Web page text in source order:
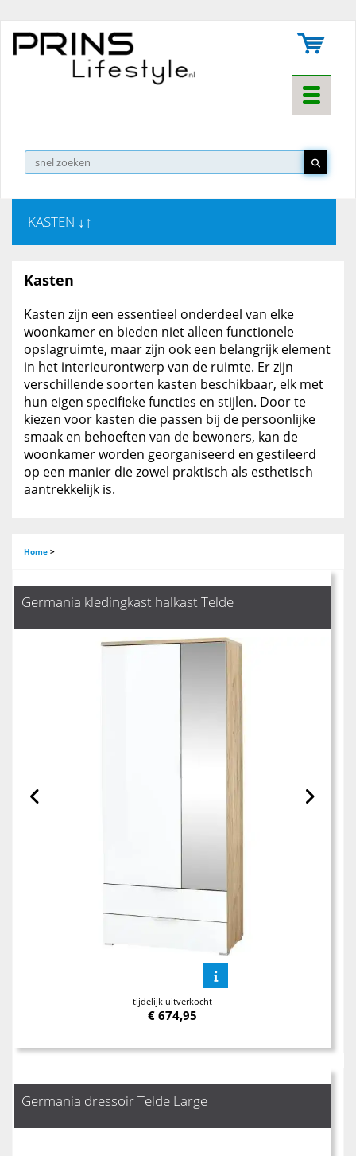
Toggle
▼
KASTEN ↓↑
Kasten
Kasten zijn een essentieel onderdeel van elke
woonkamer en bieden niet alleen functionele
opslagruimte, maar zijn ook een belangrijk element
in het interieurontwerp van de ruimte. Er zijn
verschillende soorten kasten beschikbaar, elk met
hun eigen specifieke functies en stijlen. Door te
kiezen voor kasten die passen bij de persoonlijke
smaak en behoeften van de bewoners, kan de
woonkamer worden georganiseerd en gestileerd
op een manier die zowel praktisch als esthetisch
aantrekkelijk is.
Home >
Germania kledingkast halkast Telde
tijdelijk uitverkocht
€ 674,95
Germania dressoir Telde Large